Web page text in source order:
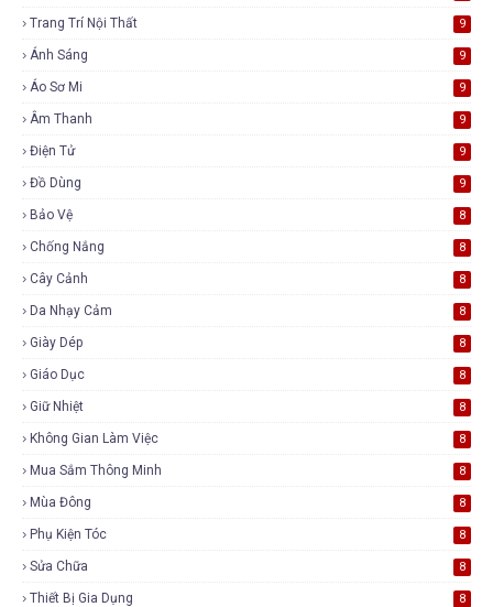
Trang Trí Nội Thất 9
Ánh Sáng 9
Áo Sơ Mi 9
Âm Thanh 9
Điện Tử 9
Đồ Dùng 9
Bảo Vệ 8
Chống Nắng 8
Cây Cảnh 8
Da Nhạy Cảm 8
Giày Dép 8
Giáo Dục 8
Giữ Nhiệt 8
Không Gian Làm Việc 8
Mua Sắm Thông Minh 8
Mùa Đông 8
Phụ Kiện Tóc 8
Sửa Chữa 8
Thiết Bị Gia Dụng 8